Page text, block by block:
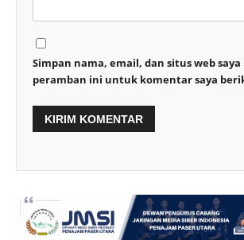
Simpan nama, email, dan situs web saya
peramban ini untuk komentar saya